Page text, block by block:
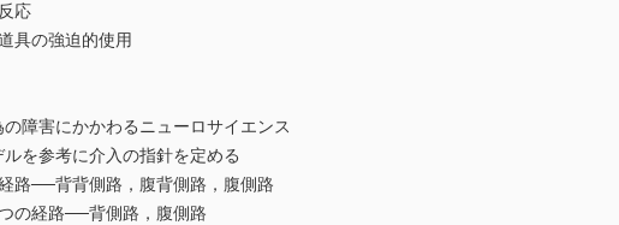
応
の強迫的使用
障害にかかわるニューロサイエンス
を参考に介入の指針を定める
──背背側路，腹背側路，腹側路
経路──背側路，腹側路